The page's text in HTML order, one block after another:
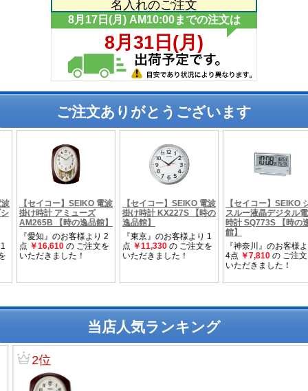
名入れのご注文
ご注文ありがとうございます
当店人気ランキング